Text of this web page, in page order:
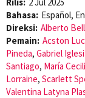
Bahasa: Español,
Direksi: Alberto
Pemain: Acston
Pineda, Gabriel
Santiago, María
Lorraine, Scarlett
Valentina Latyna